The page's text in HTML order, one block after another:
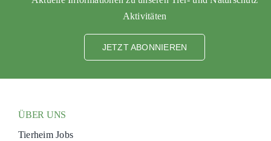
Aktivitäten
JETZT ABONNIEREN
ÜBER UNS
Tierheim Jobs